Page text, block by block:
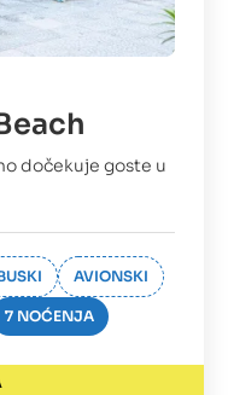
dočekuje goste u
AVIONSKI
7 NOĆENJA